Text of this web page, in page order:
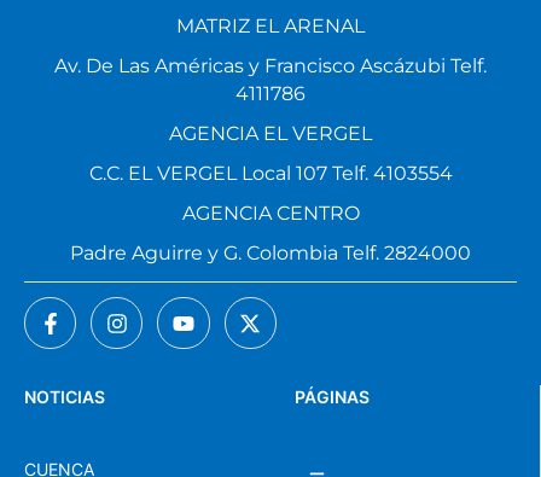
Av. De Las Américas y Francisco Ascázubi Telf.
4111786
AGENCIA EL VERGEL
C.C. EL VERGEL Local 107 Telf. 4103554
AGENCIA CENTRO
Padre Aguirre y G. Colombia Telf. 2824000